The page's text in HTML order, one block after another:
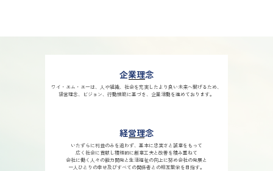
企業理念
ワイ・エム・エーは、人や組織、社会を充実したより良い未来へ繋げるため、
経営理念、ビジョン、行動規範に基づき、企業活動を進めております。
経営理念
いたずらに利益のみを追わず、基本に忠実さと誠意をもって
広く社会に貢献し積極的に創意工夫と改善を積み重ねて
会社に働く人々の能力開発と生活福祉の向上に努め会社の発展と
一人ひとりの幸せ及びすべての関係者との相互繁栄を目指す。